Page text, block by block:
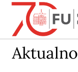
Aktualno